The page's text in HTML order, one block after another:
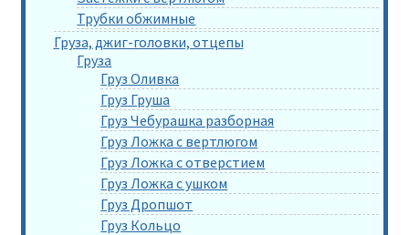
Трубки обжимные
Груза, джиг-головки, отцепы
Груза
Груз Оливка
Груз Груша
Груз Чебурашка разборная
Груз Ложка с вертлюгом
Груз Ложка с отверстием
Груз Ложка с ушком
Груз Дропшот
Груз Кольцо